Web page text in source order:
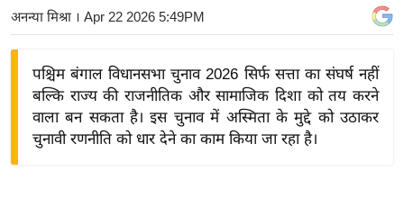
ज़
ने
द्यो
त
अनन्या मिश्रा । Apr 22 2026 5:49PM
पश्चिम बंगाल विधानसभा चुनाव 2026 सिर्फ सत्ता का संघर्ष नहीं
बल्कि राज्य की राजनीतिक और सामाजिक दिशा को तय करने
वाला बन सकता है। इस चुनाव में अस्मिता के मुद्दे को उठाकर
चुनावी रणनीति को धार देने का काम किया जा रहा है।